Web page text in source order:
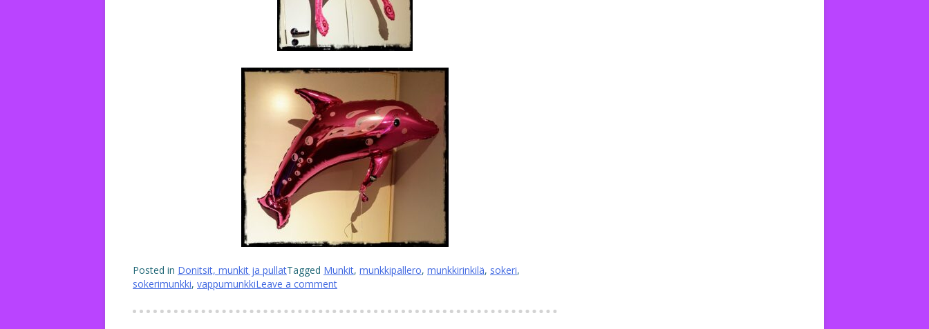
Posted in Donitsit, munkit ja pullatTagged Munkit, munkkipallero, munkkirinkilä, sokeri,
sokerimunkki, vappumunkkiLeave a comment